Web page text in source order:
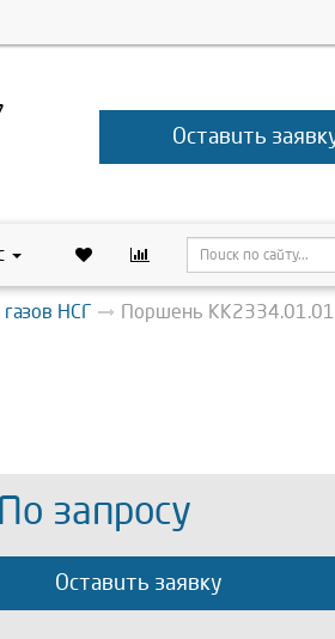
Оставить
НСГ Поршень
запросу
Оставить заявку